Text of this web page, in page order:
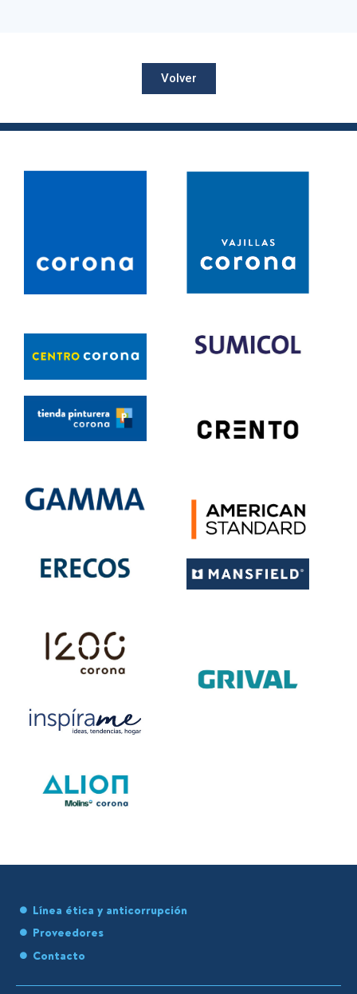
Volver
Línea ética y anticorrupción
Proveedores
Contacto